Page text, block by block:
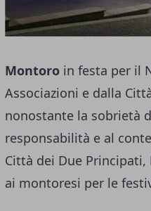
Montoro in festa per il
Associazioni e dalla
nonostante la sobrietà
responsabilità e al
Città dei Due Principati,
ai montoresi per le